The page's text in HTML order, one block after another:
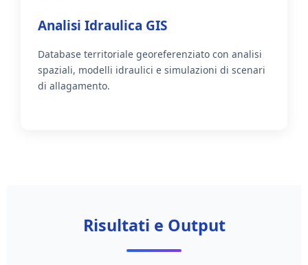
Analisi Idraulica GIS
Database territoriale georeferenziato con analisi
spaziali, modelli idraulici e simulazioni di scenari
di allagamento.
Risultati e Output